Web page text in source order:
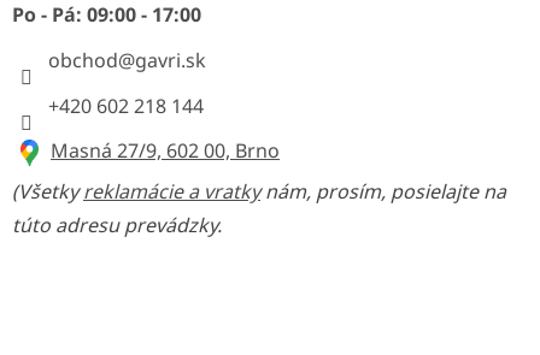
Po - Pá: 09:00 - 17:00
obchod@gavri.sk
+420 602 218 144
Masná 27/9, 602 00, Brno
(Všetkyreklamácie a vratkynám, prosím, posielajte na
túto adresu prevádzky.